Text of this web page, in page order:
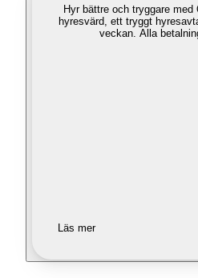
Hyr bättre och tryggare med
hyresvärd, ett tryggt
veckan. Alla
Läs mer